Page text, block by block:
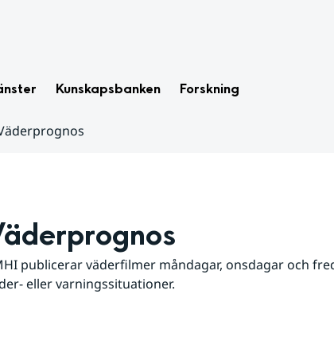
Kunskapsbanken Forskning
publicerar väderfilmer måndagar, onsdagar och
eller varningssituationer.